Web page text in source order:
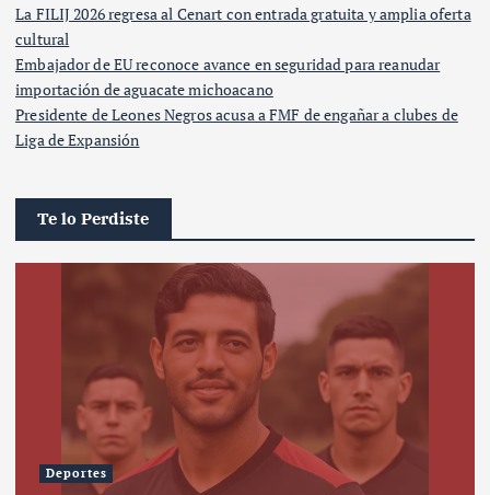
La FILIJ 2026 regresa al Cenart con entrada gratuita y amplia oferta
cultural
Embajador de EU reconoce avance en seguridad para reanudar
importación de aguacate michoacano
Presidente de Leones Negros acusa a FMF de engañar a clubes de
Liga de Expansión
Te lo Perdiste
Deportes